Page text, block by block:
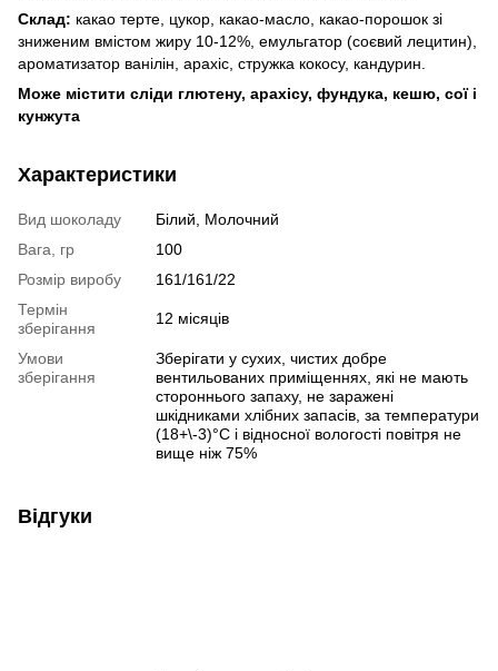
Склад: какао терте, цукор, какао-масло, какао-порошок зі
зниженим вмістом жиру 10-12%, емульгатор (соєвий лецитин),
ароматизатор ванілін, арахіс, стружка кокосу, кандурин.
Може містити сліди глютену, арахісу, фундука, кешю, сої і
кунжута
Характеристики
Вид шоколаду
Білий, Молочний
Вага, гр
100
Розмір виробу
161/161/22
Термін
зберігання
12 місяців
Умови
зберігання
Зберігати у сухих, чистих добре
вентильованих приміщеннях, які не мають
стороннього запаху, не заражені
шкідниками хлібних запасів, за температури
(18+\-3)°С і відносної вологості повітря не
вище ніж 75%
Відгуки